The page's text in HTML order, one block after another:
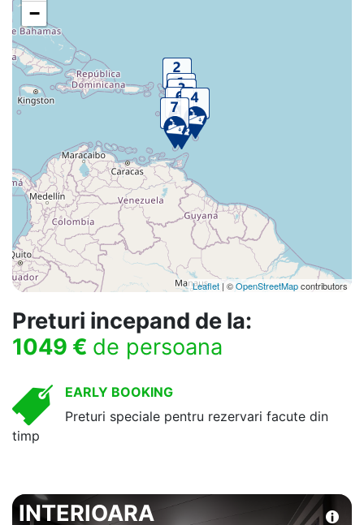
−
Leaflet | ©OpenStreetMapcontributors
Preturi incepand de la:
1049 € de persoana
EARLY BOOKING
Preturi speciale pentru rezervari facute din
timp
INTERIOARA